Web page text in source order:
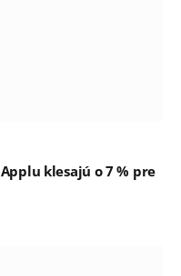
klesajú o 7 % pre